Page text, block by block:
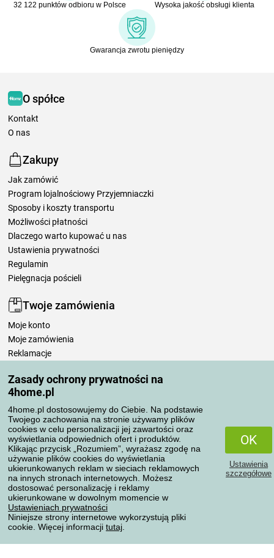
Zasady ochrony prywatności na
4home.pl
4home.pl dostosowujemy do Ciebie. Na podstawie
Twojego zachowania na stronie używamy plików
cookies w celu personalizacji jej zawartości oraz
wyświetlania odpowiednich ofert i produktów.
Klikając przycisk „Rozumiem”, wyrażasz zgodę na
używanie plików cookies do wyświetlania
ukierunkowanych reklam w sieciach reklamowych
na innych stronach internetowych. Możesz
dostosować personalizację i reklamy
ukierunkowane w dowolnym momencie w
Ustawieniach prywatności
Niniejsze strony internetowe wykorzystują pliki
cookie. Więcej informacji tutaj
OK
Ustawienia
szczegółowe
32 122 punktów odbioru w Polsce Wysoka jakość obsługi klienta
Gwarancja zwrotu pieniędzy
O spółce
Kontakt
O nas
Zakupy
Jak zamówić
Program lojalnościowy Przyjemniaczki
Sposoby i koszty transportu
Możliwości płatności
Dlaczego warto kupować u nas
Ustawienia prywatności
Regulamin
Pielęgnacja pościeli
Twoje zamówienia
Moje konto
Moje zamówienia
Reklamacje
Zasady przetwarzania recenzji
Sposoby transportu
Metody płatności
Niezawodny sklep